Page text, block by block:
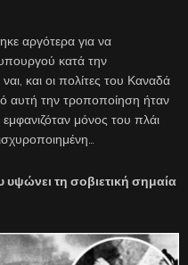
αργότερα για να
κατά την
και οι πολίτες του Καναδά
αυτή την τροποποίηση ήταν
μόνος του πλάι
υψώνει τη σοβιετική σημαία